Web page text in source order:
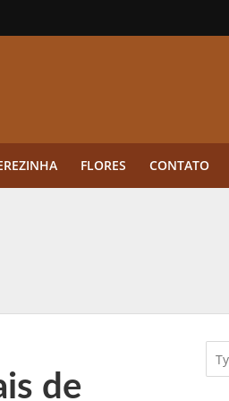
FLORES CONTATO
de